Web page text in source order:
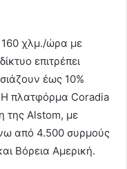
160 χλμ./ώρα με
επιτρέπει
έως 10%
Η πλατφόρμα Coradia
της Alstom, με
από 4.500 συρμούς
Βόρεια Αμερική.